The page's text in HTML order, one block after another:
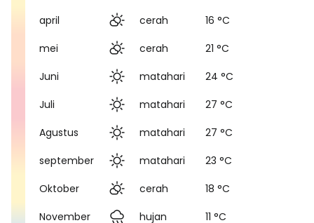
april
cerah
16 °C
mei
cerah
21 °C
Juni
matahari
24 °C
Juli
matahari
27 °C
Agustus
matahari
27 °C
september
matahari
23 °C
Oktober
cerah
18 °C
November
hujan 11 °C